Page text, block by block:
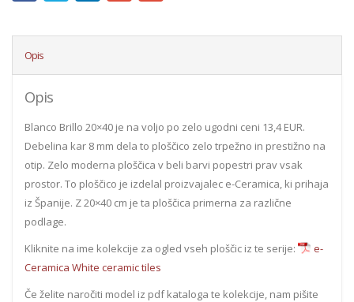
Opis
Opis
Blanco Brillo 20×40 je na voljo po zelo ugodni ceni 13,4 EUR.
Debelina kar 8 mm dela to ploščico zelo trpežno in prestižno na
otip. Zelo moderna ploščica v beli barvi popestri prav vsak
prostor. To ploščico je izdelal proizvajalec e-Ceramica, ki prihaja
iz Španije. Z 20×40 cm je ta ploščica primerna za različne
podlage.
Kliknite na ime kolekcije za ogled vseh ploščic iz te serije:
e-
Ceramica White ceramic tiles
Če želite naročiti model iz pdf kataloga te kolekcije, nam pišite